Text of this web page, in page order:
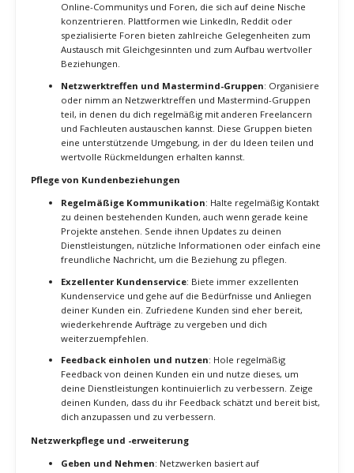
deiner Nische erfolgreich zu sein. Durch die Optimierung deines
Profils, gezielte Projektsuche und professionelle Angebotsstellung
kannst du deine Chancen auf hochwertige Aufträge erhöhen. Mit
den richtigen Strategien und einer kontinuierlichen Anpassung
kannst du langfristig erfolgreich auf Mikro-Freelancing-Plattformen
agieren und dein Einkommen maximieren.
5. Aufbau und Pflege eines starken
Netzwerks
Ein starkes Netzwerk ist für jeden Freelancer unerlässlich. Es bietet
nicht nur Möglichkeiten für neue Aufträge und Kooperationen,
und die Pflege eines Netzwerks erfordert Zeit und Engagement,
bringt aber langfristig bedeutende Vorteile.
Warum ein starkes Netzwerk wichtig ist
Ein starkes Netzwerk kann dir Zugang zu neuen Projekten und
Kunden verschaffen, dir wertvolle Einblicke und Ratschläge bieten
und dir helfen, deine Karriere als Freelancer voranzutreiben.
Netzwerken ist nicht nur eine Möglichkeit, Geschäftsmöglichkeiten
zu entdecken, sondern auch eine Chance, von anderen zu lernen
und dein Wissen und deine Fähigkeiten zu erweitern.
Strategien zum Aufbau eines Netzwerks
Teilnahme an Branchenveranstaltungen: Besuche
regelmäßig Branchenveranstaltungen, Konferenzen und
Meetups, um andere Fachleute kennenzulernen und dein
Netzwerk zu erweitern. Diese Veranstaltungen bieten
neue Trends und Entwicklungen in deiner Branche zu